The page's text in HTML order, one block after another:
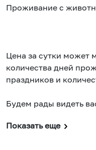
Проживание с
Цена за сутки может
количества дней
праздников и
Будем рады видеть
Показать еще